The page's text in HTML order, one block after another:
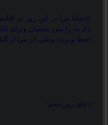
)) خدایا مرا در این روز بر
ذکرت را بمن بچشان وبرای
حفظ و پرده پوشی ات مرا از
دعای روز پنجم: